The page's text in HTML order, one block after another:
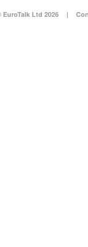
EuroTalk Ltd 2026 |